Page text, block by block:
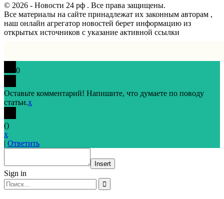
© 2026 - Новости 24 рф . Все права защищены.
Все материалы на сайте принадлежат их законным авторам ,
наш онлайн агрегатор новостей берет информацию из
открытых источников с указание активной ссылки
0
Оставьте комментарий! Напишите, что думаете по поводу
статьи.x
()
x
| Ответить
Insert
Sign in